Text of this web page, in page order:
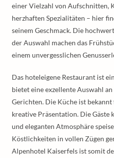
einer Vielzahl von Aufschnitten,
herzhaften Spezialitäten – hier
seinem Geschmack. Die
der Auswahl machen das
einem unvergesslichen
Das hoteleigene Restaurant ist
bietet eine exzellente Auswahl
Gerichten. Die Küche ist
kreative Präsentation. Die Gäste
und eleganten Atmosphäre
Köstlichkeiten in vollen Zügen
Alpenhotel Kaiserfels ist somit